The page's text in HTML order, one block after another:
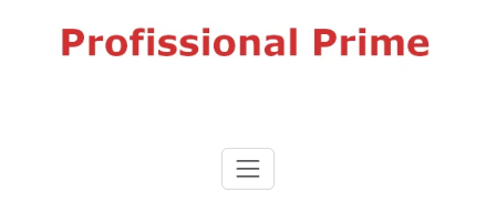
Profissional Prime
impulsionar sua carreira.